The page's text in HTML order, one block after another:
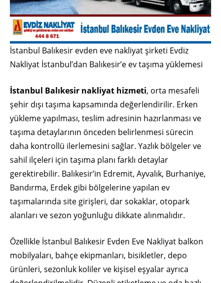
İstanbul Balıkesir evden eve nakliyat şirketi Evdiz
Nakliyat İstanbul’dan Balıkesir’e ev taşıma yüklemesi
İstanbul Balıkesir nakliyat hizmeti, orta mesafeli
şehir dışı taşıma kapsamında değerlendirilir. Erken
yükleme yapılması, teslim adresinin hazırlanması ve
taşıma detaylarının önceden belirlenmesi sürecin
daha kontrollü ilerlemesini sağlar. Yazlık bölgeler ve
sahil ilçeleri için taşıma planı farklı detaylar
gerektirebilir. Balıkesir’in Edremit, Ayvalık, Burhaniye,
Bandırma, Erdek gibi bölgelerine yapılan ev
taşımalarında site girişleri, dar sokaklar, otopark
alanları ve sezon yoğunluğu dikkate alınmalıdır.
Özellikle İstanbul Balıkesir Evden Eve Nakliyat balkon
mobilyaları, bahçe ekipmanları, bisikletler, depo
ürünleri, sezonluk koliler ve kişisel eşyalar ayrıca